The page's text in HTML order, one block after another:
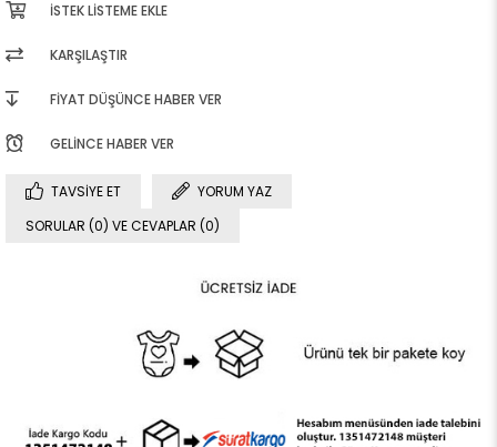
İSTEK LISTEME EKLE
KARŞILAŞTIR
FIYAT DÜŞÜNCE HABER VER
GELINCE HABER VER
TAVSIYE ET
YORUM YAZ
SORULAR (0) VE CEVAPLAR (0)